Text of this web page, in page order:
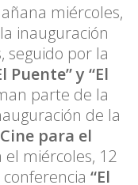
miércoles,
inauguración
seguido por la
Puente” y “El
parte de la
de la
para el
el miércoles, 12
“El